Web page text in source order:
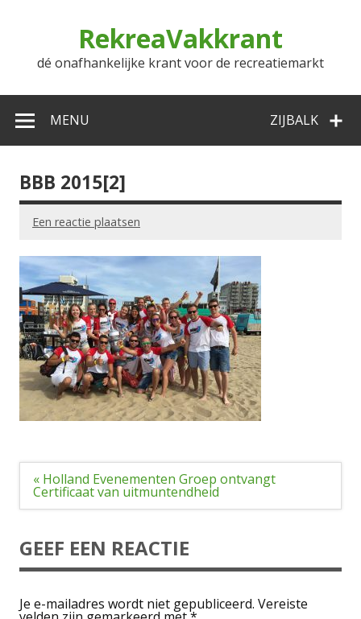
RekreaVakkrant
dé onafhankelijke krant voor de recreatiemarkt
ZIJBALK
MENU
BBB 2015[2]
Een reactie plaatsen
Bericht
navigatie
« Holland Evenementen Groep ontvangt
Certificaat van uitmuntendheid
GEEF EEN REACTIE
Je e-mailadres wordt niet gepubliceerd. Vereiste